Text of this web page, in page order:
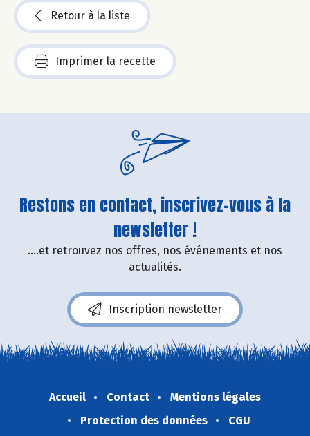
Retour à la liste
Imprimer la recette
Restons en contact, inscrivez-vous à la
newsletter !
....et retrouvez nos offres, nos événements et nos
actualités.
Inscription newsletter
Accueil Contact
Mentions légales
Protection des données
CGU